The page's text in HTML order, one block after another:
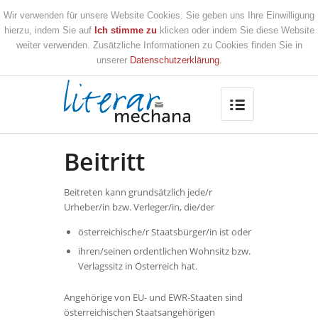
Wir verwenden für unsere Website Cookies. Sie geben uns Ihre Einwilligung
hierzu, indem Sie auf Ich stimme zu klicken oder indem Sie diese Website
weiter verwenden. Zusätzliche Informationen zu Cookies finden Sie in
unserer Datenschutzerklärung.
Beitritt
Beitreten kann grundsätzlich jede/r
Urheber/in bzw. Verleger/in, die/der
österreichische/r Staatsbürger/in ist oder
ihren/seinen ordentlichen Wohnsitz bzw.
Verlagssitz in Österreich hat.
Angehörige von EU- und EWR-Staaten sind
österreichischen Staatsangehörigen